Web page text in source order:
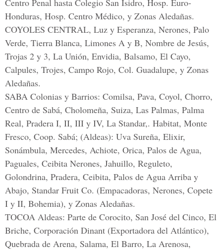
Centro Penal hasta Colegio San Isidro, Hosp. Euro-
Honduras, Hosp. Centro Médico, y Zonas Aledañas.
COYOLES CENTRAL, Luz y Esperanza, Nerones, Palo
Verde, Tierra Blanca, Limones A y B, Nombre de Jesús,
Trojas 2 y 3, La Unión, Envidia, Balsamo, El Cayo,
Calpules, Trojes, Campo Rojo, Col. Guadalupe, y Zonas
Aledañas.
SABA Colonias y Barrios: Comilsa, Pava, Coyol, Chorro,
Centro de Sabá, Cholomeña, Suiza, Las Palmas, Palma
Real, Pradera I, II, III y IV, La Standar,. Habitat, Monte
Fresco, Coop. Sabá; (Aldeas): Uva Sureña, Elixir,
Sonámbula, Mercedes, Achiote, Orica, Palos de Agua,
Paguales, Ceibita Nerones, Jahuillo, Reguleto,
Golondrina, Pradera, Ceibita, Palos de Agua Arriba y
Abajo, Standar Fruit Co. (Empacadoras, Nerones, Copete
I y II, Bohemia), y Zonas Aledañas.
TOCOA Aldeas: Parte de Corocito, San José del Cinco, El
Briche, Corporación Dinant (Exportadora del Atlántico),
Quebrada de Arena, Salama, El Barro, La Arenosa,